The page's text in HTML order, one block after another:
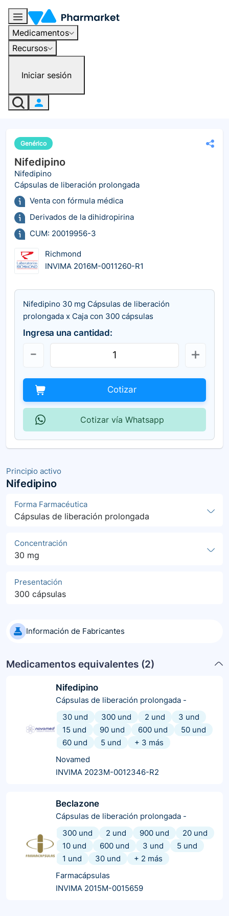
Medicamentos
Recursos
Iniciar sesión
Principio activo
Nifedipino
Forma Farmacéutica
Cápsulas de liberación prolongada
Concentración
30 mg
Presentación
300 cápsulas
Información de Fabricantes
Medicamentos equivalentes (2)
Nifedipino
Cápsulas de liberación prolongada -
30 und
300 und 2 und
3 und
15 und
90 und 600 und
50 und
60 und
5 und + 3 más
Novamed
INVIMA 2023M-0012346-R2
Beclazone
Cápsulas de liberación prolongada -
300 und
2 und 900 und
20 und
10 und
600 und 3 und
5 und
1 und
30 und + 2 más
Farmacápsulas
INVIMA 2015M-0015659
Genérico
Nifedipino
Nifedipino
Cápsulas de liberación prolongada
Venta con fórmula médica
Derivados de la dihidropirina
CUM: 20019956-3
Richmond
INVIMA 2016M-0011260-R1
Nifedipino 30 mg Cápsulas de liberación
prolongada x Caja con 300 cápsulas
Ingresa una cantidad:
Cotizar
Cotizar vía Whatsapp